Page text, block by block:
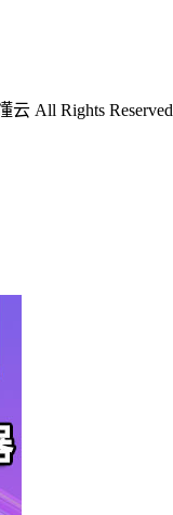
云 All Rights Reserved